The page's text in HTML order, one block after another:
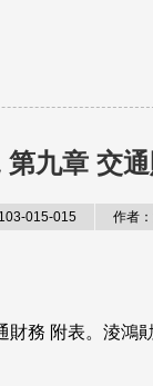
九章 交
015-015 作者
務 附表。淩鴻勛